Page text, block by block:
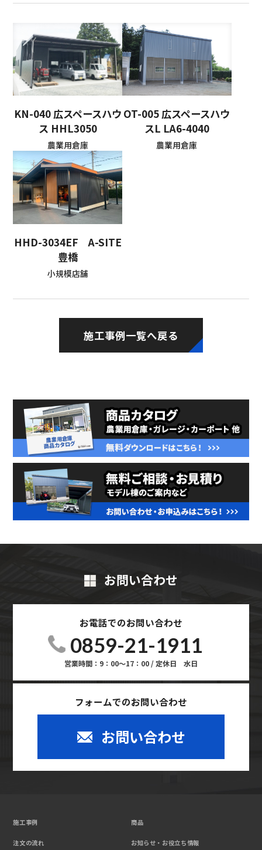
KN-040 広スペースハウ
ス HHL3050
農業用倉庫
OT-005 広スペースハウ
スL LA6-4040
農業用倉庫
HHD-3034EF A-SITE
豊橋
小規模店舗
施工事例一覧へ戻る
お問い合わせ
お電話でのお問い合わせ
0859-21-1911
営業時間：9：00～17：00 / 定休日 水日
フォームでのお問い合わせ
お問い合わせ
施工事例 商品
注文の流れ お知らせ・お役立ち情報